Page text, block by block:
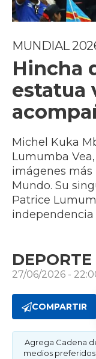
MUNDIAL
Hincha
estatua
Michel Kuka
Lumumba
imágenes más
Mundo. Su
Patrice
independencia
DEPORTE
27/06/2026 -
COMPARTIR
Agrega Cadena
medios